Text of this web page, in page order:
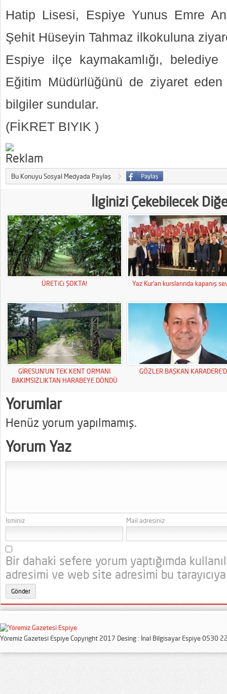
Hatip Lisesi, Espiye Yunus Emre
Şehit Hüseyin Tahmaz ilkokuluna
Espiye ilçe kaymakamlığı,
Eğitim Müdürlüğünü de ziyaret
bilgiler sundular.
(FİKRET BIYIK )
Bu Konuyu Sosyal Medyada Paylaş
İlginizi Çekebilecek
ÜRETiCi ŞOKTA! Yaz Kur’an kurslarında kapanış
GİRESUN’UN TEK KENT ORMANI
BAKIMSIZLIKTAN HARABEYE DÖNDÜ
GÖZLER BAŞKAN
Yorumlar
Henüz yorum yapılmamış.
Yorum Yaz
İsminiz Mail adresiniz
Bir dahaki sefere yorum yaptığımda
adresimi ve web site adresimi bu
Yöremiz Gazetesi Espiye Copyright 2017 Desing : İnal Bilgisayar Espiye 0530